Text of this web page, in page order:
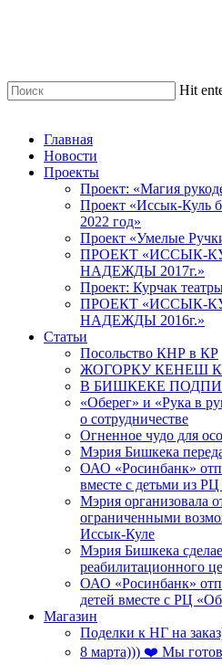
Hit
Menu
Главная
Новости
Проекты
Проект: «Магия
Проект «Иссык-Куль
2022 год»
Проект «Умелые
ПРОЕКТ «ИССЫК-
НАДЕЖДЫ 2017г.»
Проект: Курчак
ПРОЕКТ «ИССЫК-
НАДЕЖДЫ 2016г.»
Статьи
Посольство КНР в КР
ЖОГОРКУ КЕНЕШ
В БИШКЕКЕ
«Оберег» и «Рука в
о сотрудничестве
Огненное чудо для
Мэрия Бишкека
ОАО «Росинбанк»
вместе с детьми из
Мэрия организовала
ограниченными
Иссык-Куле
Мэрия Бишкека
реабилитационного
ОАО «Росинбанк»
детей вместе с РЦ
Магазин
Поделки к НГ на
8 марта))) ❤️ Мы